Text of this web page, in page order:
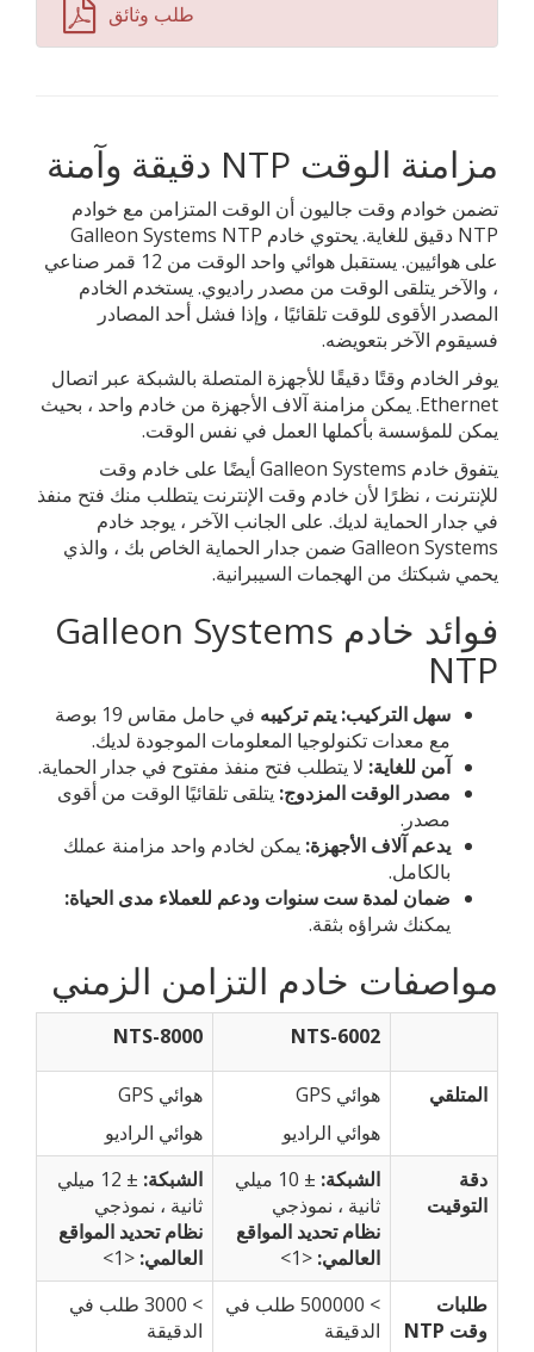
طلب وثائق
مزامنة الوقت NTP دقيقة وآمنة
تضمن خوادم وقت جاليون أن الوقت المتزامن مع خوادم
NTP دقيق للغاية. يحتوي خادم Galleon Systems NTP
على هوائيين. يستقبل هوائي واحد الوقت من 12 قمر صناعي
، والآخر يتلقى الوقت من مصدر راديوي. يستخدم الخادم
المصدر الأقوى للوقت تلقائيًا ، وإذا فشل أحد المصادر
فسيقوم الآخر بتعويضه.
يوفر الخادم وقتًا دقيقًا للأجهزة المتصلة بالشبكة عبر اتصال
Ethernet. يمكن مزامنة آلاف الأجهزة من خادم واحد ، بحيث
يمكن للمؤسسة بأكملها العمل في نفس الوقت.
يتفوق خادم Galleon Systems أيضًا على خادم وقت
للإنترنت ، نظرًا لأن خادم وقت الإنترنت يتطلب منك فتح منفذ
في جدار الحماية لديك. على الجانب الآخر ، يوجد خادم
Galleon Systems ضمن جدار الحماية الخاص بك ، والذي
يحمي شبكتك من الهجمات السيبرانية.
فوائد خادم Galleon Systems
NTP
سهل التركيب: يتم تركيبه
في حامل مقاس 19 بوصة
مع معدات تكنولوجيا المعلومات الموجودة لديك.
آمن للغاية: لا يتطلب فتح منفذ مفتوح في جدار الحماية.
مصدر الوقت المزدوج: يتلقى تلقائيًا الوقت من أقوى
مصدر.
يدعم آلاف الأجهزة: يمكن لخادم واحد مزامنة عملك
بالكامل.
ضمان لمدة ست سنوات ودعم للعملاء مدى الحياة:
يمكنك شراؤه بثقة.
مواصفات خادم التزامن الزمني
NTS-6002
NTS-8000
المتلقي
هوائي GPS
هوائي الراديو
هوائي GPS
هوائي الراديو
دقة
التوقيت
الشبكة:
± 10 ميلي
ثانية ، نموذجي
نظام تحديد المواقع
العالمي: <1>
الشبكة:
± 12 ميلي
ثانية ، نموذجي
نظام تحديد المواقع
العالمي: <1>
طلبات
وقت NTP
> 500000 طلب في
الدقيقة
> 3000 طلب في
الدقيقة